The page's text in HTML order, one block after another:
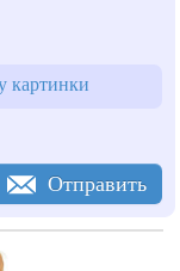
картинки
Отправить